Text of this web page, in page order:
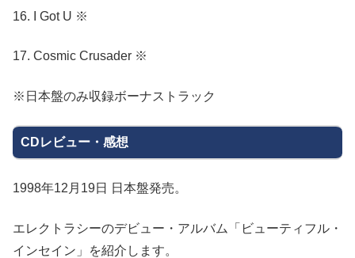
16. I Got U ※
17. Cosmic Crusader ※
※日本盤のみ収録ボーナストラック
CDレビュー・感想
1998年12月19日 日本盤発売。
エレクトラシーのデビュー・アルバム「ビューティフル・
インセイン」を紹介します。